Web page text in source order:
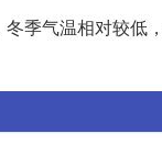
季气温相对较低